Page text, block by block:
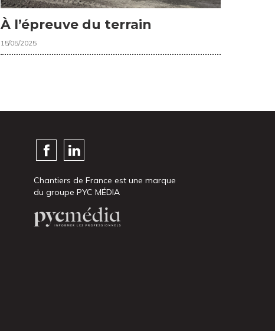
À l’épreuve du terrain
15/05/2025
Chantiers de France est une marque
du groupe PYC MÉDIA